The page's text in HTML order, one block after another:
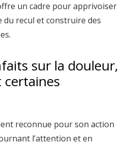
un cadre pour apprivoiser
du recul et construire des
sur la douleur,
certaines
reconnue pour son action
l’attention et en